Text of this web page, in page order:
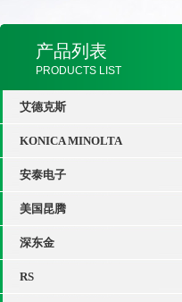
产品列表
PRODUCTS LIST
艾德克斯
KONICA MINOLTA
安泰电子
美国昆腾
深东金
RS